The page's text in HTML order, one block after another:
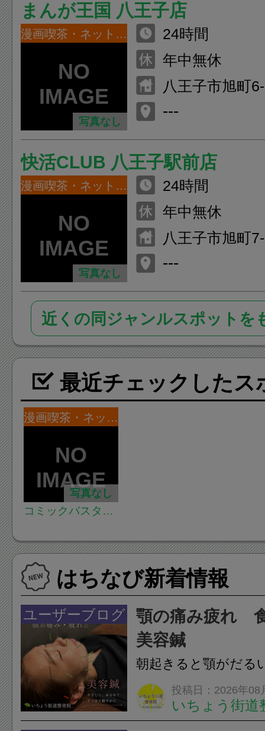
まんが王国 八王子店
漫画喫茶・ネットカフェ
写真なし
24時間
年中無休
八王子市旭町
---
快活CLUB 八王子駅前店
漫画喫茶・ネットカフェ
写真なし
24時間
年中無休
八王子市旭町
---
近くの同ジャンルスポットを
最近チェックしたス
漫画喫茶・ネットカフェ
写真なし
コミックバスター
はちなび新着情報
ユーザーブログ
顎の痛み疲れ
美容鍼
朝起きると顎がだる
ありませんか？無意
は、顎の痛みや疲れ
投稿日：2026年08
いちょう街道